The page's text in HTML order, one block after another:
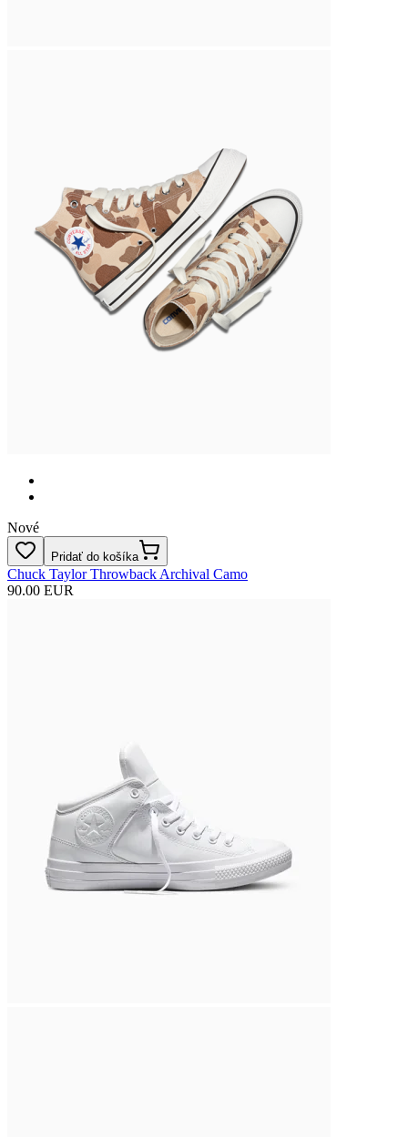
Nové
Pridať do košíka
Chuck Taylor Throwback Archival Camo
90.00 EUR